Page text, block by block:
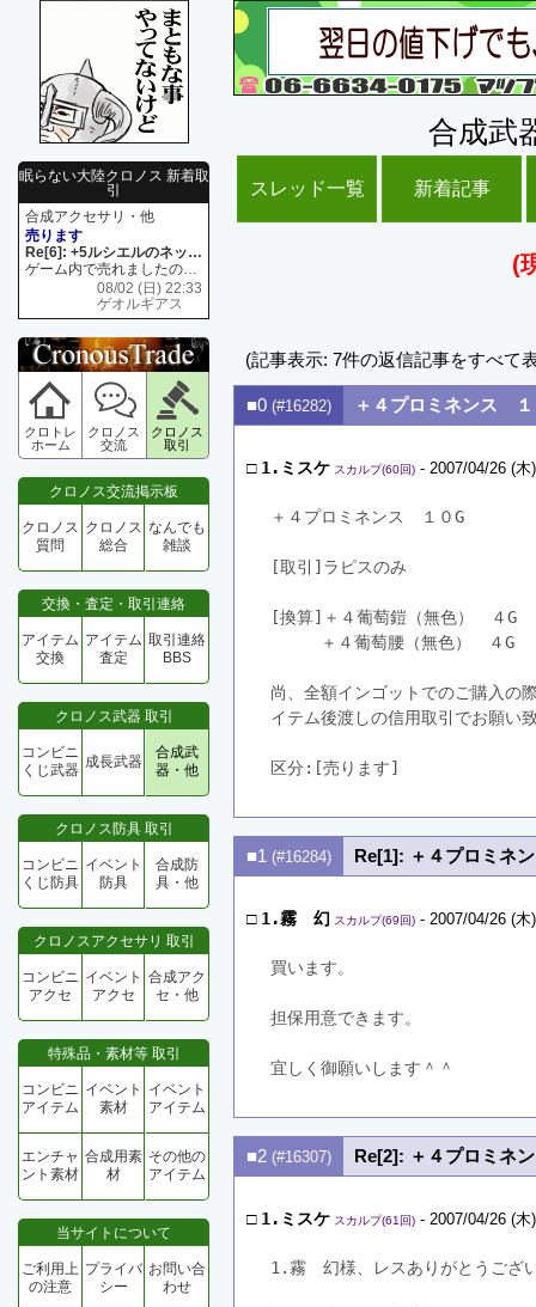
眠らない大陸クロノス 新着取
引
合成アクセサリ・他
売ります
Re[6]: +5ルシエルのネックレス
ゲーム内で売れましたので 在庫がネク1 リング4 となります リングのお値段は80G といたします
08/02 (日) 22:33
ゲオルギアス
クロトレ
ホーム
クロノス
交流
クロノス
取引
クロノス交流掲示板
クロノス
質問
クロノス
総合
なんでも
雑談
交換・査定・取引連絡
アイテム
交換
アイテム
査定
取引連絡
BBS
クロノス武器 取引
コンビニ
くじ武器 成長武器
合成武
器・他
クロノス防具 取引
コンビニ
くじ防具
イベント
防具
合成防
具・他
クロノスアクセサリ 取引
コンビニ
アクセ
イベント
アクセ
合成アク
セ・他
特殊品・素材等 取引
コンビニ
アイテム
イベント
素材
イベント
アイテム
エンチャ
ント素材
合成用素
材
その他の
アイテム
当サイトについて
ご利用上
の注意
プライバ
シー
お問い合
わせ
合成武
スレッド一覧 新着記事
(
(記事表示: 7件の返信記事をすべて
■0 (#16282) ＋４プロミネンス
□ 1.ミスケ スカルプ(60回) - 2007/04/26 (
＋４プロミネンス　１０G
[取引]ラピスのみ
[換算]＋４葡萄鎧（無色）　４G
＋４葡萄腰（無色）　４G
尚、全額インゴットでのご購入の
イテム後渡しの信用取引でお願い
区分:[売ります]
■1 (#16284) Re[1]: ＋４プロミネ
□ 1.霧 幻 スカルプ(69回) - 2007/04/26 (
買います。
担保用意できます。
宜しく御願いします＾＾
■2 (#16307) Re[2]: ＋４プロミネ
□ 1.ミスケ スカルプ(61回) - 2007/04/26 (
1.霧　幻様、レスありがとうござ